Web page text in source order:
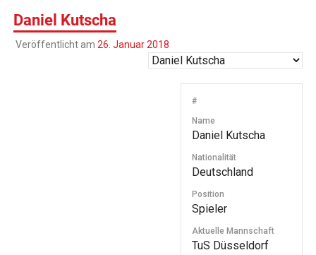
Daniel Kutscha
Veröffentlicht am 26. Januar 2018
#
Name
Daniel Kutscha
Nationalität
Deutschland
Position
Spieler
Aktuelle Mannschaft
TuS Düsseldorf